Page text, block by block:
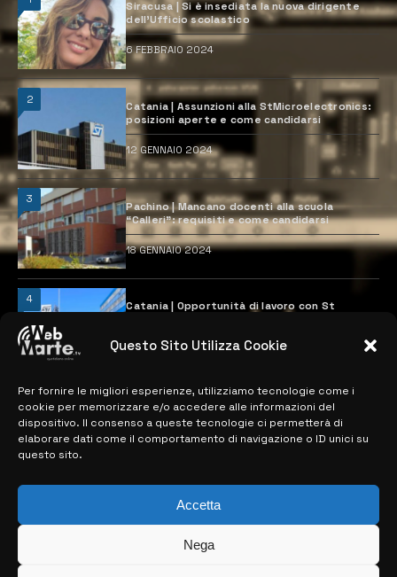
Questo Sito Utilizza Cookie
Per fornire le migliori esperienze, utilizziamo tecnologie come i
cookie per memorizzare e/o accedere alle informazioni del
dispositivo. Il consenso a queste tecnologie ci permetterà di
elaborare dati come il comportamento di navigazione o ID unici su
questo sito.
Accetta
Nega
Siracusa | Si è insediata la nuova dirigente
dell’Ufficio scolastico
6 FEBBRAIO 2024
2
Catania | Assunzioni alla StMicroelectronics:
posizioni aperte e come candidarsi
12 GENNAIO 2024
3
Pachino | Mancano docenti alla scuola
“Calleri”: requisiti e come candidarsi
18 GENNAIO 2024
4
Catania | Opportunità di lavoro con St
28 MARZO 2024
MAPPA DEL SITO
> NOTIZIE
> CONTATTI